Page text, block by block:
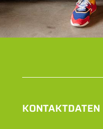
KONTAKTDATEN